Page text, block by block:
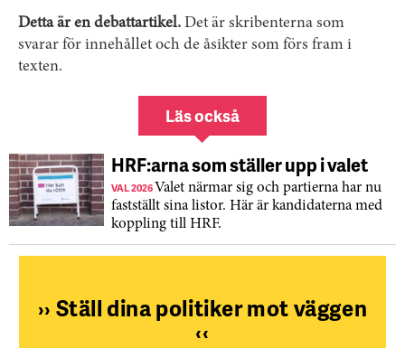
Detta är en debattartikel. Det är skribenterna som
svarar för innehållet och de åsikter som förs fram i
texten.
Läs också
HRF:arna som ställer upp i valet
VAL 2026 Valet närmar sig och partierna har nu
fastställt sina listor. Här är kandidaterna med
koppling till HRF.
›› Ställ dina politiker mot väggen
‹‹